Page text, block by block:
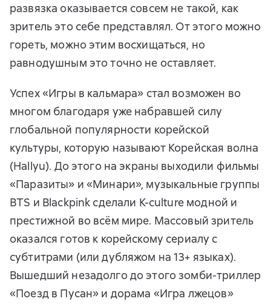
развязка оказывается совсем не такой, как
зритель это себе представлял. От этого можно
гореть, можно этим восхищаться, но
равнодушным это точно не оставляет.
Успех «Игры в кальмара» стал возможен во
многом благодаря уже набравшей силу
глобальной популярности корейской
культуры, которую называют Корейская волна
(Hallyu). До этого на экраны выходили фильмы
«Паразиты» и «Минари», музыкальные группы
BTS и Blackpink сделали K-culture модной и
престижной во всём мире. Массовый зритель
оказался готов к корейскому сериалу с
субтитрами (или дубляжом на 13+ языках).
Вышедший незадолго до этого зомби-триллер
«Поезд в Пусан» и дорама «Игра лжецов»